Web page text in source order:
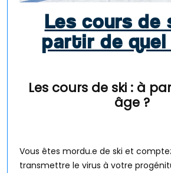
Les cours de
partir de quel
Les cours de ski : à
âge ?
Vous êtes mordu.e de ski et
transmettre le virus à votre